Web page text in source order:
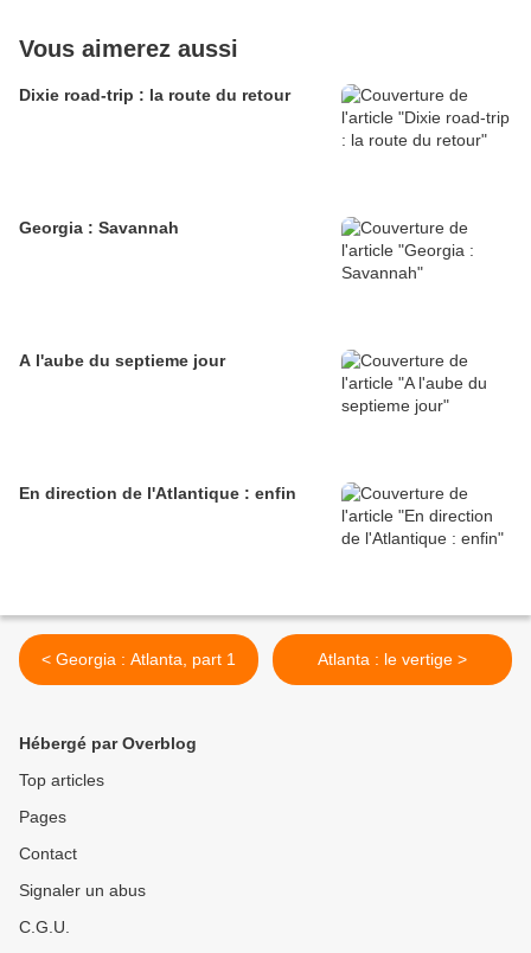
Vous aimerez aussi
Dixie road-trip : la route du retour
Georgia : Savannah
A l'aube du septieme jour
En direction de l'Atlantique : enfin
< Georgia : Atlanta, part 1 Atlanta : le vertige >
Hébergé par Overblog
Top articles
Pages
Contact
Signaler un abus
C.G.U.